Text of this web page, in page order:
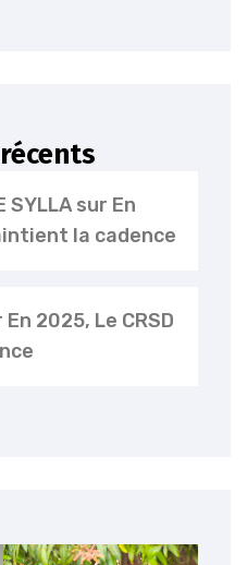
SYLLA sur En
la cadence
En 2025, Le CRSD